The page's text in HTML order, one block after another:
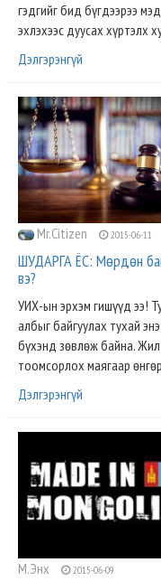
гэдгийг бид бүгдээрээ
эхлэхээс дуусах хүртэлх
Дэлгэрэнгүй
Mr.Citizen 2015-06-11
ШУДАРГА ЁС: Мөрдөн
вэ?
УИХ-ын эрхэм гишүүд ээ!
албыг байгуулах тухай
бүхэнд зөвлөж байна. Жил
тоомсорлох маягаар
Дэлгэрэнгүй
М.Энх 2015-06-09